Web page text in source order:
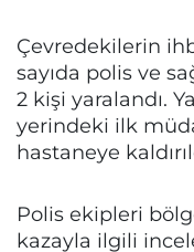
Çevredekilerin
sayıda polis ve
2 kişi yaralandı.
yerindeki ilk
hastaneye
Polis ekipleri
kazayla ilgili